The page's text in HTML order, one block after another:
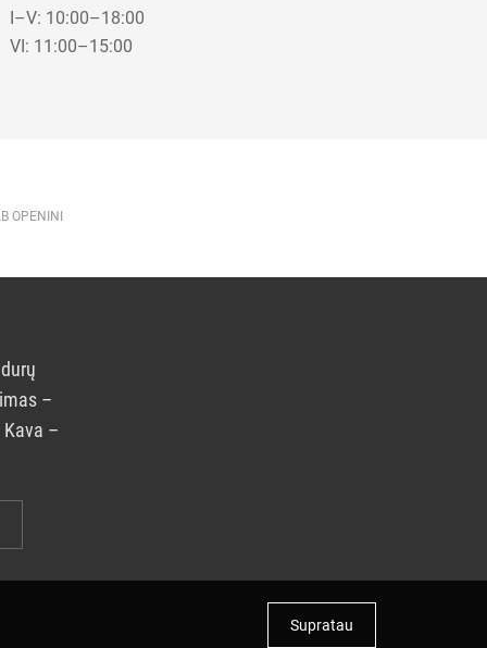
I–V: 10:00–18:00
VI: 11:00–15:00
OPENINI
–
–
Supratau